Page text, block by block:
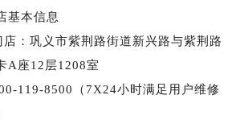
基本信息
：巩义市紫荆路街道新兴路与紫荆路
A座12层1208室
119-8500（7X24小时满足用户维修